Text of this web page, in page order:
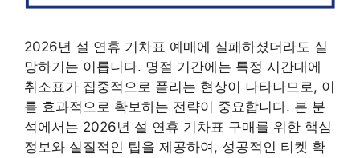
2026년 설 연휴 기차표 예매에 실패하셨더라도 실
망하기는 이릅니다. 명절 기간에는 특정 시간대에
취소표가 집중적으로 풀리는 현상이 나타나므로, 이
를 효과적으로 확보하는 전략이 중요합니다. 본 분
석에서는 2026년 설 연휴 기차표 구매를 위한 핵심
정보와 실질적인 팁을 제공하여, 성공적인 티켓 확